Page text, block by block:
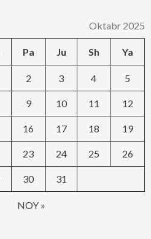
Oktabr 2025
Pa Ju Sh Ya
NOY »
2 3 4 5
9 10 11 12
16 17 18 19
23 24 25 26
30 31